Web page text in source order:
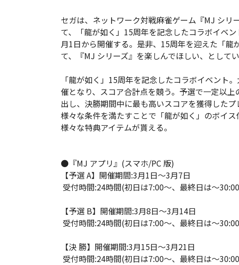
セガは、ネットワーク対戦麻雀ゲーム『MJ シリ
て、「龍が如く」15周年を記念したコラボイベ
月1日から開催する。是非、15周年を迎えた「龍
て、『MJ シリーズ』を楽しんでほしい、としてい
「龍が如く」15周年を記念したコラボイベント
催となり、スコア合計点を競う。予選で一定以
出し、決勝期間中に最も高いスコアを獲得したプ
様々な条件を満たすことで「龍が如く」のボイ
様々な特典アイテムが貰える。
●『MJ アプリ』(スマホ/PC 版)
【予選 A】開催期間:3月1日～3月7日
受付時間:24時間(初日は7:00～、最終日は～
【予選 B】開催期間:3月8日～3月14日
受付時間:24時間(初日は7:00～、最終日は～
【決 勝】開催期間:3月15日～3月21日
受付時間:24時間(初日は7:00～、最終日は～